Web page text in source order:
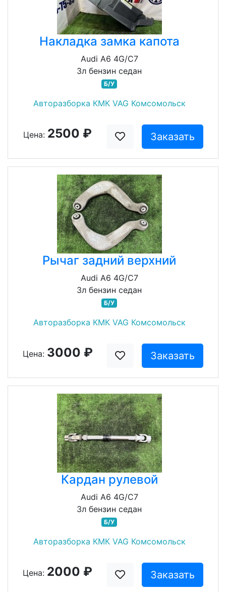
Накладка замка капота
Audi A6 4G/C7
3л бензин седан
Б/У
Авторазборка КМК VAG Комсомольск
Цена: 2500 ₽ Заказать
Рычаг задний верхний
Audi A6 4G/C7
3л бензин седан
Б/У
Авторазборка КМК VAG Комсомольск
Цена: 3000 ₽ Заказать
Кардан рулевой
Audi A6 4G/C7
3л бензин седан
Б/У
Авторазборка КМК VAG Комсомольск
Цена: 2000 ₽ Заказать